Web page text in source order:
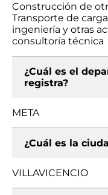
Construcción de
Transporte de
ingeniería y otras
consultoría técnica
¿Cuál es el
registra?
META
¿Cuál es la
VILLAVICENCIO